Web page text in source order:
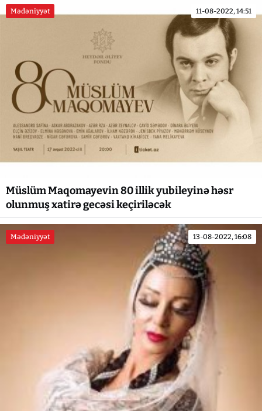
Mədəniyyət 11-08-2022, 14:51
Müslüm Maqomayevin 80 illik yubileyinə həsr
olunmuş xatirə gecəsi keçiriləcək
Mədəniyyət 13-08-2022, 16:08